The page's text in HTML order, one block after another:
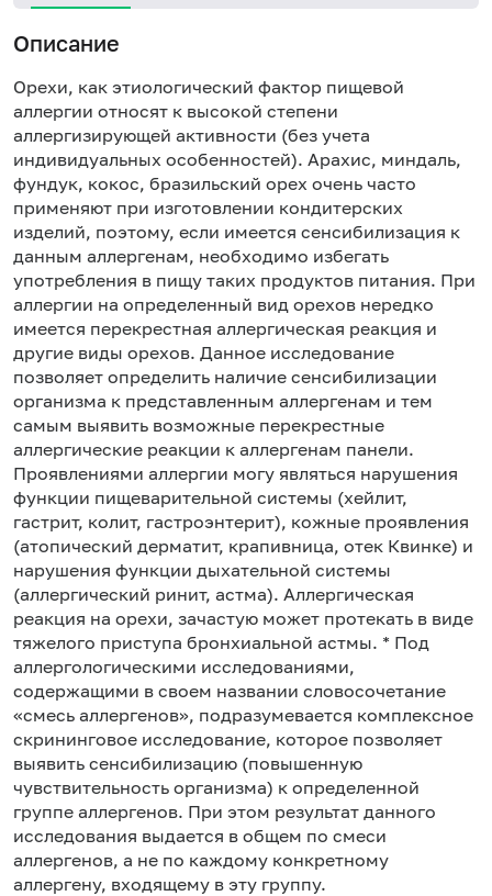
Описание
Орехи, как этиологический фактор пищевой
аллергии относят к высокой степени
аллергизирующей активности (без учета
индивидуальных особенностей). Арахис, миндаль,
фундук, кокос, бразильский орех очень часто
применяют при изготовлении кондитерских
изделий, поэтому, если имеется сенсибилизация к
данным аллергенам, необходимо избегать
употребления в пищу таких продуктов питания. При
аллергии на определенный вид орехов нередко
имеется перекрестная аллергическая реакция и
другие виды орехов. Данное исследование
позволяет определить наличие сенсибилизации
организма к представленным аллергенам и тем
самым выявить возможные перекрестные
аллергические реакции к аллергенам панели.
Проявлениями аллергии могу являться нарушения
функции пищеварительной системы (хейлит,
гастрит, колит, гастроэнтерит), кожные проявления
(атопический дерматит, крапивница, отек Квинке) и
нарушения функции дыхательной системы
(аллергический ринит, астма). Аллергическая
реакция на орехи, зачастую может протекать в виде
тяжелого приступа бронхиальной астмы. * Под
аллергологическими исследованиями,
содержащими в своем названии словосочетание
«смесь аллергенов», подразумевается комплексное
скрининговое исследование, которое позволяет
выявить сенсибилизацию (повышенную
чувствительность организма) к определенной
группе аллергенов. При этом результат данного
исследования выдается в общем по смеси
аллергенов, а не по каждому конкретному
аллергену, входящему в эту группу.